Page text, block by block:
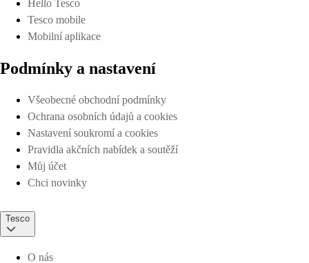
Hello Tesco
Tesco mobile
Mobilní aplikace
Podmínky a nastavení
Všeobecné obchodní podmínky
Ochrana osobních údajů a cookies
Nastavení soukromí a cookies
Pravidla akčních nabídek a soutěží
Můj účet
Chci novinky
Tesco
O nás